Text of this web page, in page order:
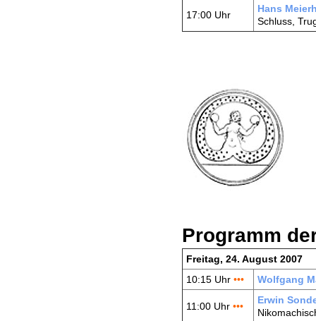
17:00 Uhr
Hans
Schluss,
Programm
Freitag, 24. August 2007
10:15 Uhr ••• Wolfgang
11:00 Uhr •••
Erwin